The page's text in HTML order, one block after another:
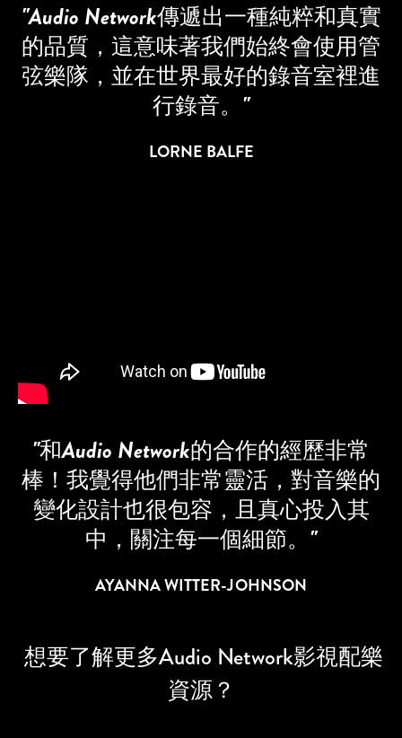
"Audio Network傳遞出一種純粹和真實
的品質，這意味著我們始終會使用管
弦樂隊，並在世界最好的錄音室裡進
行錄音。"
LORNE BALFE
"和Audio Network的合作的經歷非常
棒！我覺得他們非常靈活，對音樂的
變化設計也很包容，且真心投入其
中，關注每一個細節。"
AYANNAWITTER-JOHNSON
想要了解更多Audio Network影視配樂
資源？